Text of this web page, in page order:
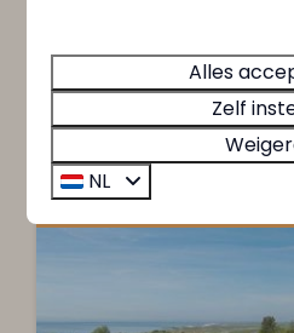
MarinaPark
Soal
Nederland - Friesland
Alles
Zelf
NL